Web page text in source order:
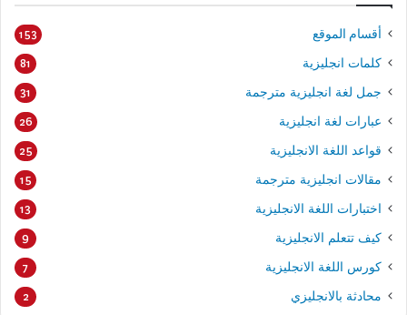
أقسام الموقع 153
كلمات انجليزية 81
جمل لغة انجليزية مترجمة 31
عبارات لغة انجليزية 26
قواعد اللغة الانجليزية 25
مقالات انجليزية مترجمة 15
اختبارات اللغة الانجليزية 13
كيف تتعلم الانجليزية 9
كورس اللغة الانجليزية 7
محادثة بالانجليزي 2